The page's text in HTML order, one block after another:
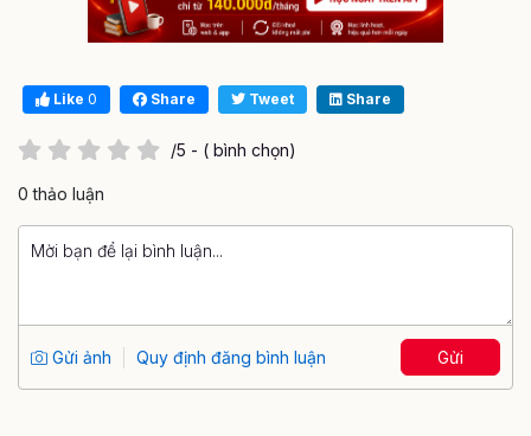
Like 0 Share Tweet Share
/5 - ( bình chọn)
0 thảo luận
Gửi ảnh Quy định đăng bình luận Gửi